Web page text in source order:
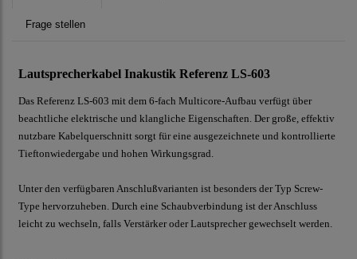
Frage stellen
Lautsprecherkabel Inakustik Referenz LS-603
Das Referenz LS-603 mit dem 6-fach Multicore-Aufbau verfügt über
beachtliche elektrische und klangliche Eigenschaften. Der große, effektiv
nutzbare Kabelquerschnitt sorgt für eine ausgezeichnete und kontrollierte
Tieftonwiedergabe und hohen Wirkungsgrad.
Unter den verfügbaren Anschlußvarianten ist besonders der Typ Screw-
Type hervorzuheben. Durch eine Schaubverbindung ist der Anschluss
leicht zu wechseln, falls Verstärker oder Lautsprecher gewechselt werden.